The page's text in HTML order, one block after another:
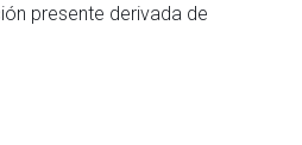
presente derivada de